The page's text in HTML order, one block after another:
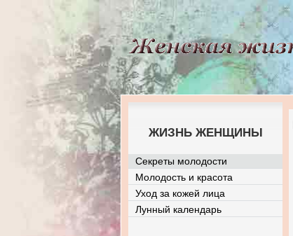
ЖИЗНЬ ЖЕНЩИНЫ
Секреты молодости
Молодость и красота
Уход за кожей лица
Лунный календарь